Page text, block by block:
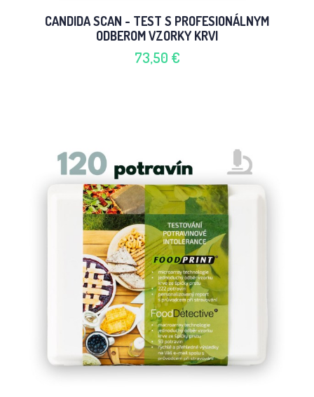
CANDIDA SCAN - TEST S PROFESIONÁLNYM
ODBEROM VZORKY KRVI
73,50 €